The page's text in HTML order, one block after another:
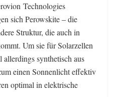
Technologies
sich Perowskite – die
Struktur, die auch in
Um sie für Solarzellen
synthetisch aus
einen Sonnenlicht effektiv
optimal in elektrische